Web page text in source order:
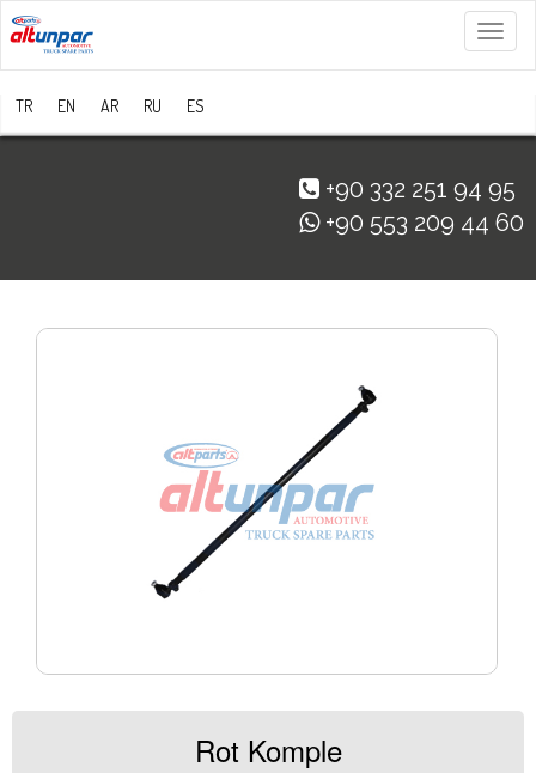
Menü
TR EN AR RU ES
+90 332 251 94 95
+90 553 209 44 60
Rot Komple